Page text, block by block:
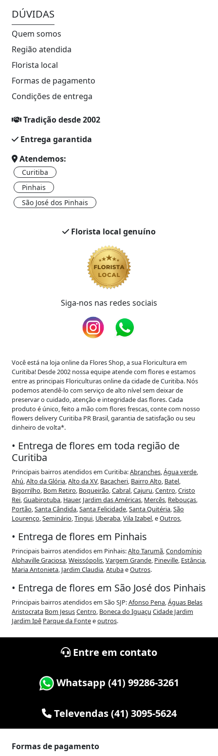
DÚVIDAS
Quem somos
Região atendida
Florista local
Formas de pagamento
Condições de entrega
Tradição desde 2002
Entrega garantida
Atendemos:
Curitiba
Pinhais
São José dos Pinhais
Florista local genuíno
Siga-nos nas redes sociais
Você está na loja online da Flores Shop, a sua Floricultura em
Curitiba! Desde 2002 nossa equipe atende com flores e estamos
entre as principais Floriculturas online da cidade de Curitiba. Nós
podemos atendê-lo com serviço de alto nível sem deixar de
preservar o cuidado, atenção e integridade das flores. Cada
produto é único, feito a mão com flores frescas, conte com nosso
flowers delivery Curitiba PR Brasil, garantia de satisfação ou seu
dinheiro de volta*.
• Entrega de flores em toda região de
Curitiba
Principais bairros atendidos em Curitiba:Abranches Água verde
Ahú Alto da Glória Alto da XV, Bacacheri Bairro Alto Batel
Bigorrilho Bom Retiro Boqueirão Cabral Cajuru Centro Cristo
Rei Guabirotuba Hauer, Jardim das Américas Mercês Rebouças
Portão Santa Cândida Santa Felicidade Santa Quitéria São
Lourenço Seminário Tingui Uberaba Vila Izabel , eOutros
• Entrega de flores em Pinhais
Principais bairros atendidos em Pinhais:Alto Tarumã Condomínio
Alphaville Graciosa Weissópolis Vargem Grande Pineville Estância
Maria Antonieta Jardim Claudia AtubaeOutros.
• Entrega de flores em São José dos Pinhais
Principais bairros atendidos em São SJP:Afonso Pena Águas Belas
Aristocrata Bom JesusCentro Boneca do Iguaçu Cidade Jardim
Jardim Ipê Parque da Fonteeoutros.
Entre em contato
Whatsapp (41) 99286-3261
Televendas (41) 3095-5624
Formas de pagamento